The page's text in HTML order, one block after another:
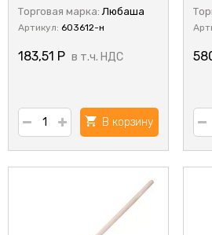
Торговая марка: Любаша
Артикул: 603612-н
183,51 Р в т.ч. НДС
В корзину